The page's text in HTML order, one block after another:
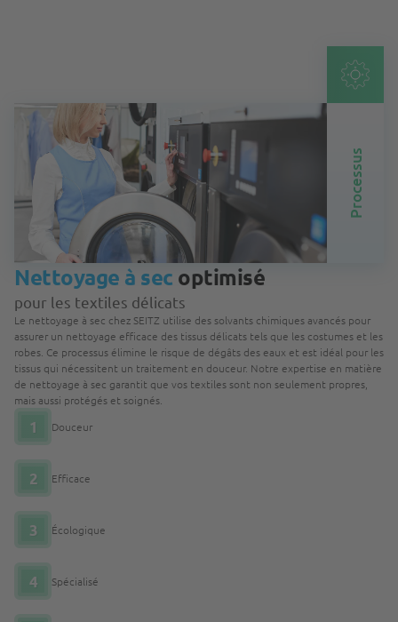
Processus
Nettoyage à sec optimisé
pour les textiles délicats
Le nettoyage à sec chez SEITZ utilise des solvants chimiques avancés pour
assurer un nettoyage efficace des tissus délicats tels que les costumes et les
robes. Ce processus élimine le risque de dégâts des eaux et est idéal pour les
tissus qui nécessitent un traitement en douceur. Notre expertise en matière
de nettoyage à sec garantit que vos textiles sont non seulement propres,
mais aussi protégés et soignés.
1 Douceur
2 Efficace
3 Écologique
4 Spécialisé